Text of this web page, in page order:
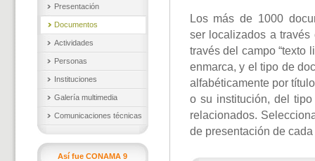
Presentación
Documentos
Actividades
Personas
Instituciones
Galería multimedia
Comunicaciones técnicas
Así fue CONAMA 9
Los más de 1000
ser localizados a
través del campo “texto
enmarca, y el tipo de
alfabéticamente por
o su institución, del
relacionados.
de presentación de